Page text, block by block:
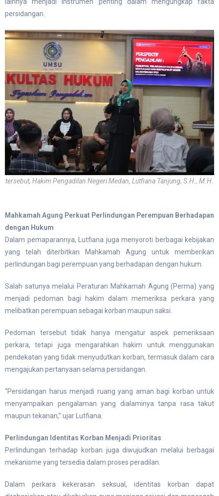
persidangan.
tersebut, Hakim Pengadilan Negeri Medan, Lutfiana Tanjung, S.H., M.H.
Mahkamah Agung Perkuat Perlindungan Perempuan Berhadapan
dengan Hukum
Dalam pemaparannya, Lutfiana juga menyoroti berbagai kebijakan
yang telah diterbitkan Mahkamah Agung untuk memberikan
perlindungan bagi perempuan yang berhadapan dengan hukum.
Salah satunya melalui Peraturan Mahkamah Agung (Perma) yang
menjadi pedoman bagi hakim dalam memeriksa perkara yang
melibatkan perempuan sebagai korban maupun saksi.
Pedoman tersebut tidak hanya mengatur aspek pemeriksaan
perkara, tetapi juga mengarahkan hakim untuk menggunakan
pendekatan yang tidak menyudutkan korban, termasuk dalam cara
mengajukan pertanyaan selama persidangan.
“Persidangan harus menjadi ruang yang aman bagi korban untuk
menyampaikan pengalaman yang dialaminya tanpa rasa takut
maupun tekanan,” ujar Lutfiana.
Perlindungan Identitas Korban Menjadi Prioritas
Perlindungan terhadap korban juga diwujudkan melalui berbagai
mekanisme yang tersedia dalam proses peradilan.
Dalam perkara kekerasan seksual, identitas korban dapat